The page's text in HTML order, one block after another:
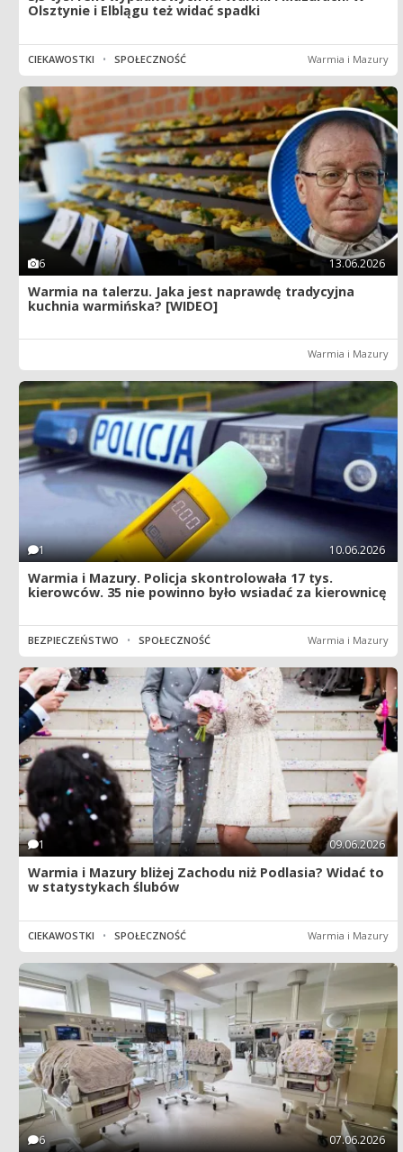
Olsztynie i Elblągu też widać spadki
CIEKAWOSTKI • SPOŁECZNOŚĆ Warmia i Mazury
6 13.06.2026
Warmia na talerzu. Jaka jest naprawdę tradycyjna
kuchnia warmińska? [WIDEO]
Warmia i Mazury
1 10.06.2026
Warmia i Mazury. Policja skontrolowała 17 tys.
kierowców. 35 nie powinno było wsiadać za kierownicę
BEZPIECZEŃSTWO • SPOŁECZNOŚĆ Warmia i Mazury
1 09.06.2026
Warmia i Mazury bliżej Zachodu niż Podlasia? Widać to
w statystykach ślubów
CIEKAWOSTKI • SPOŁECZNOŚĆ Warmia i Mazury
6 07.06.2026